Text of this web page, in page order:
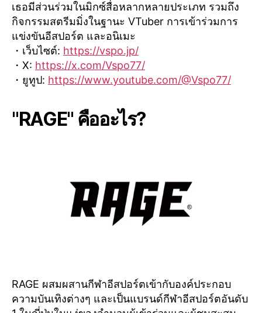
เธอมีส่วนร่วมในมิกซ์สื่อหลากหลายประเภท รวมถึง
กิจกรรมสตรีมมิ่งในฐานะ VTuber การเข้าร่วมการ
แข่งขันอีสปอร์ต และอนิเมะ
・เว็บไซต์: https://vspo.jp/
・X: https://x.com/Vspo77/
・ยูทูป: https://www.youtube.com/@Vspo77/
"RAGE" คืออะไร?
RAGE ผสมผสานกีฬาอีสปอร์ตเข้ากับองค์ประกอบ
ความบันเทิงต่างๆ และเป็นแบรนด์กีฬาอีสปอร์ตอันดับ